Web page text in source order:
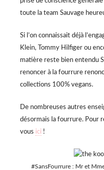
toute la team Sauvage
Si l’on connaissait déjà
Klein, Tommy Hilfiger ou
matière reste bien entendu
renoncer à la fourrure
collections 100% vegans.
De nombreuses autres
désormais la fourrure. Pour
vous ici !
#SansFourrure : Mr et